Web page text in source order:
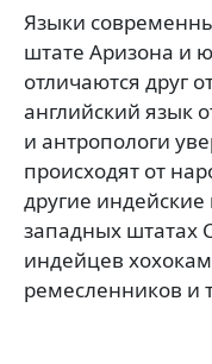
Языки
штате Аризона и
отличаются друг
английский язык
и антропологи
происходят от
другие
западных штатах
индейцев
ремесленников и